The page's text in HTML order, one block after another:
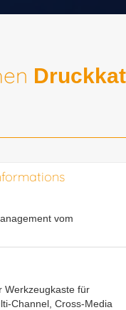
um den
vom
Werkzeugkaste für
Channel, Cross-Media